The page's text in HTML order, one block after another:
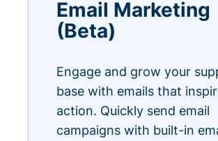
Email Marketing
(Beta)
Engage and grow your
base with emails that
action. Quickly send email
campaigns with built-in